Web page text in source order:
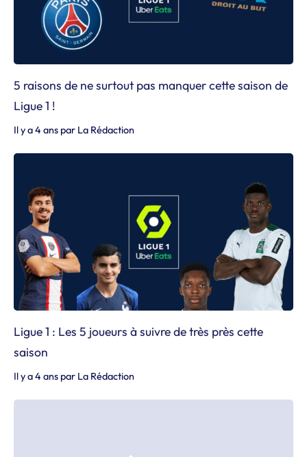
5 raisons de ne surtout pas manquer cette saison de
Ligue 1 !
Il y a 4 ans par La Rédaction
Ligue 1 : Les 5 joueurs à suivre de très près cette
saison
Il y a 4 ans par La Rédaction